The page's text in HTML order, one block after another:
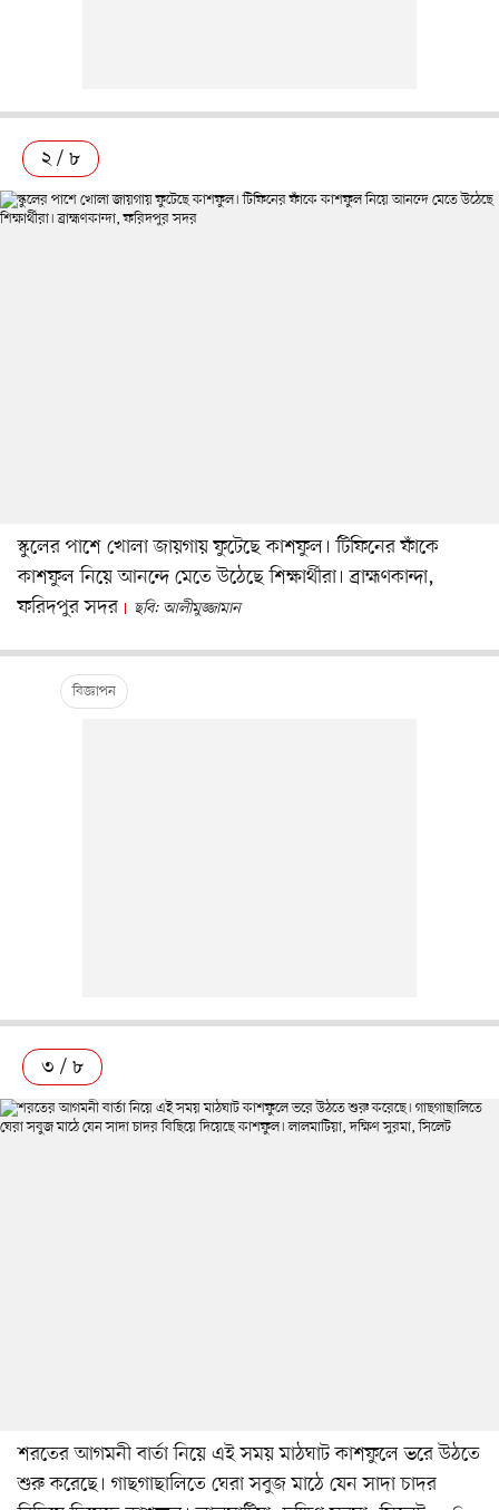
২ / ৮
স্কুলের পাশে খোলা জায়গায় ফুটেছে কাশফুল। টিফিনের ফাঁকে
কাশফুল নিয়ে আনন্দে মেতে উঠেছে শিক্ষার্থীরা। ব্রাহ্মণকান্দা,
ফরিদপুর সদর
ছবি: আলীমুজ্জামান
৩ / ৮
শরতের আগমনী বার্তা নিয়ে এই সময় মাঠঘাট কাশফুলে ভরে উঠতে
শুরু করেছে। গাছগাছালিতে ঘেরা সবুজ মাঠে যেন সাদা চাদর